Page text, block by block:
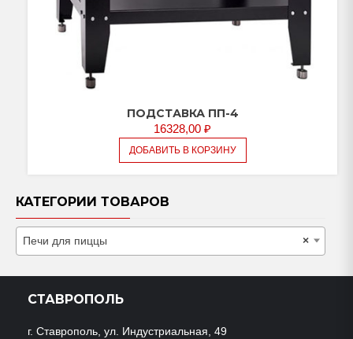
ПОДСТАВКА ПП-4
16328,00 ₽
ДОБАВИТЬ В КОРЗИНУ
КАТЕГОРИИ ТОВАРОВ
×
Печи для пиццы
СТАВРОПОЛЬ
г. Ставрополь, ул. Индустриальная, 49